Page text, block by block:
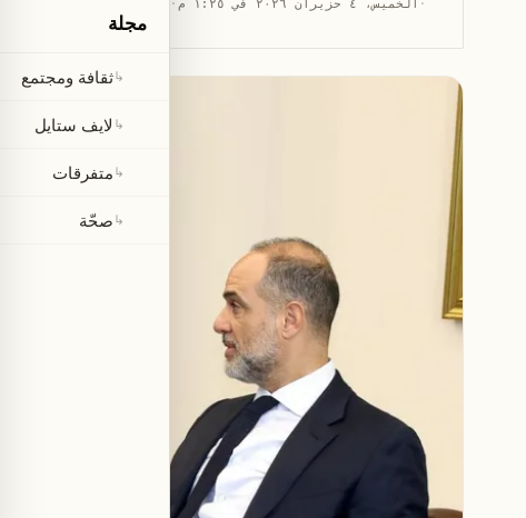
· الخميس، ٤ حزيران ٢٠٢٦ في ١:٢٥ م ·
مجلة
↳ثقافة ومجتمع
↳ لايف ستايل
↳متفرقات
↳صحّة